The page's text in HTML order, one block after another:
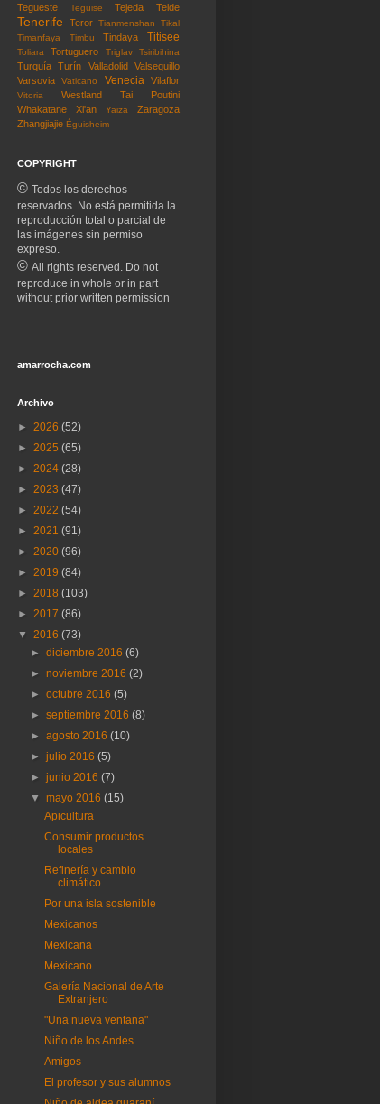
Tegueste Teguise Tejeda Telde
Tenerife Teror Tianmenshan
Tikal
Timanfaya
Timbu Tindaya Titisee
Toliara Tortuguero Triglav Tsiribihina
Turquía Turín Valladolid
Valsequillo
Varsovia
Vaticano Venecia Vilaflor
Vitoria
Westland Tai Poutini
Whakatane
Xi'an Yaiza
Zaragoza
Zhangjiajie Éguisheim
COPYRIGHT
© Todos los derechos
reservados. No está permitida la
reproducción total o parcial de
las imágenes sin permiso
expreso.
© All rights reserved. Do not
reproduce in whole or in part
without prior written permission
amarrocha.com
Archivo
► 2026 (52)
► 2025 (65)
► 2024 (28)
► 2023 (47)
► 2022 (54)
► 2021 (91)
► 2020 (96)
► 2019 (84)
► 2018 (103)
► 2017 (86)
▼ 2016 (73)
►diciembre 2016(6)
►noviembre 2016(2)
►octubre 2016(5)
►septiembre 2016(8)
►agosto 2016(10)
►julio 2016(5)
►junio 2016(7)
▼mayo 2016(15)
Apicultura
Consumir productos
locales
Refinería y cambio
climático
Por una isla sostenible
Mexicanos
Mexicana
Mexicano
Galería Nacional de Arte
Extranjero
"Una nueva ventana"
Niño de los Andes
Amigos
El profesor y sus alumnos